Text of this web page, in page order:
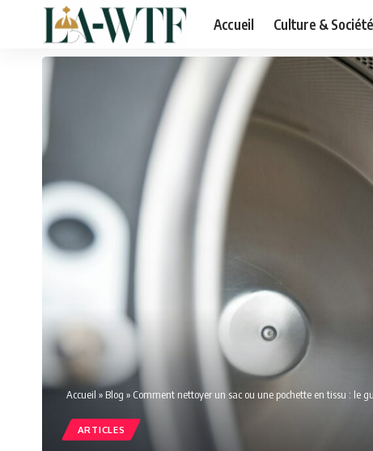
Accueil Culture & Société
Accueil » Blog » Comment nettoyer un sac ou une pochette en tissu : le
ARTICLES